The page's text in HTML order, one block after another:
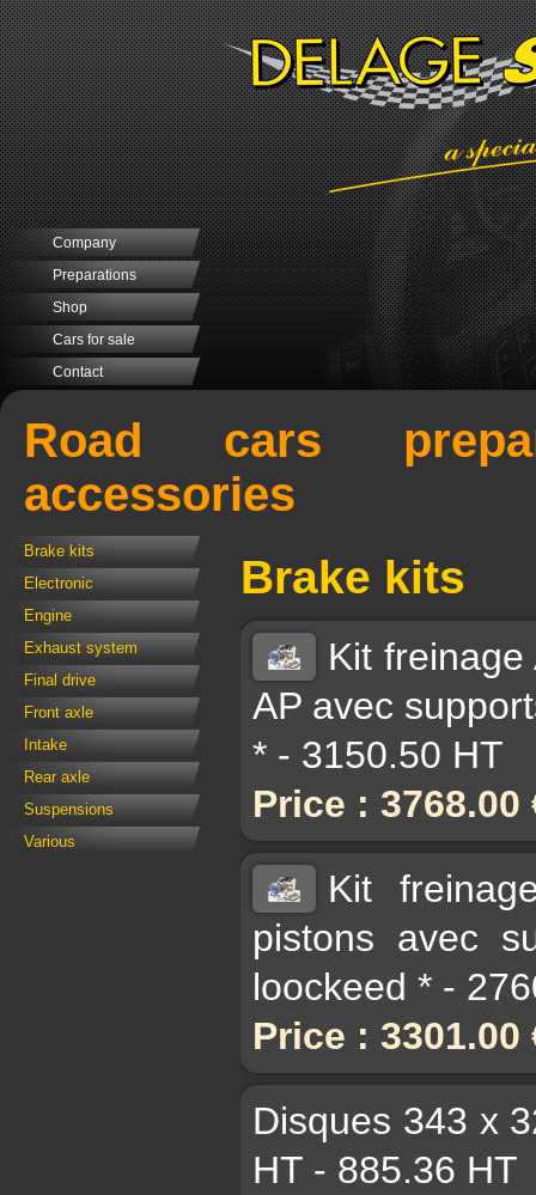
Company
Preparations
Shop
Cars for sale
Contact
Road cars
accessories
Brake kits
Electronic
Engine
Exhaust system
Final drive
Front axle
Intake
Rear axle
Suspensions
Various
Brake kits
Kit
AP avec
* - 3150.50 HT
Price : 3768.00
Kit
pistons avec
loockeed * -
Price : 3301.00
Disques 343 x
HT - 885.36 HT